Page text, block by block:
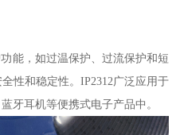
能，如过温保护、过流保护和短
性和稳定性。IP2312广泛应用于
牙耳机等便携式电子产品中。